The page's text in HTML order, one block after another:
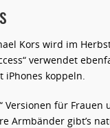
Kors wird im
verwendet
iPhones koppeln.
Versionen für
Armbänder gibt’s